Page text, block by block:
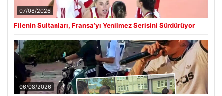
07/08/2026
Filenin Sultanları, Fransa’yı Yenilmez Serisini Sürdürüyor
06/08/2026